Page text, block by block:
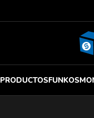
PRODUCTOSFUNKOS